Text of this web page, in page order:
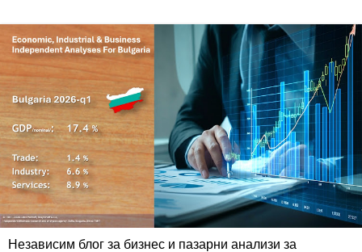
Независим блог за бизнес и пазарни анализи за